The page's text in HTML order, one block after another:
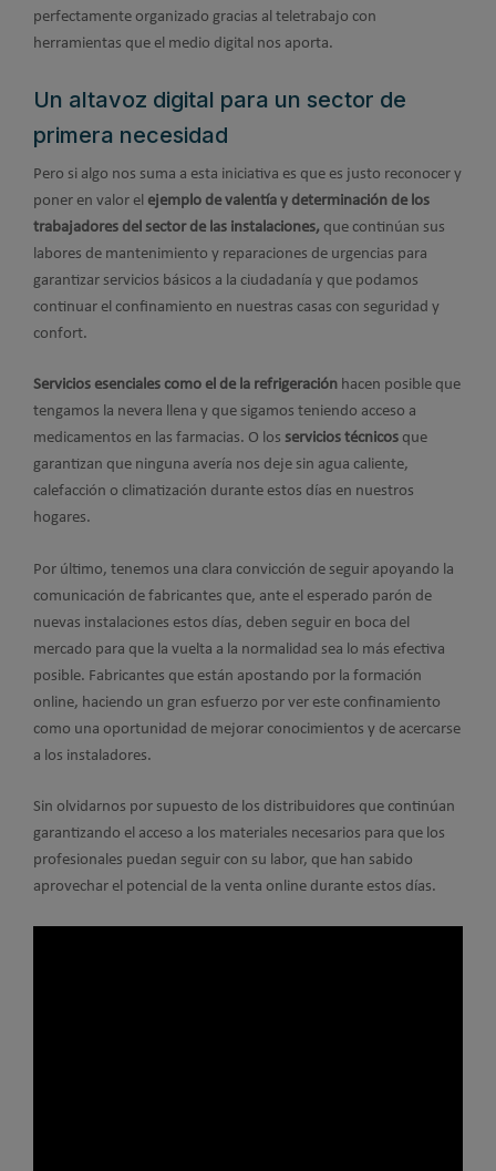
perfectamente organizado gracias al teletrabajo con
herramientas que el medio digital nos aporta.
Un altavoz digital para un sector de
primera necesidad
Pero si algo nos suma a esta iniciativa es que es justo reconocer y
poner en valor el ejemplo de valentía y determinación de los
trabajadores del sector de las instalaciones, que continúan sus
labores de mantenimiento y reparaciones de urgencias para
garantizar servicios básicos a la ciudadanía y que podamos
continuar el confinamiento en nuestras casas con seguridad y
confort.
Servicios esenciales como el de la refrigeración hacen posible que
tengamos la nevera llena y que sigamos teniendo acceso a
medicamentos en las farmacias. O los servicios técnicos que
garantizan que ninguna avería nos deje sin agua caliente,
calefacción o climatización durante estos días en nuestros
hogares.
Por último, tenemos una clara convicción de seguir apoyando la
comunicación de fabricantes que, ante el esperado parón de
nuevas instalaciones estos días, deben seguir en boca del
mercado para que la vuelta a la normalidad sea lo más efectiva
posible. Fabricantes que están apostando por la formación
online, haciendo un gran esfuerzo por ver este confinamiento
como una oportunidad de mejorar conocimientos y de acercarse
a los instaladores.
Sin olvidarnos por supuesto de los distribuidores que continúan
garantizando el acceso a los materiales necesarios para que los
profesionales puedan seguir con su labor, que han sabido
aprovechar el potencial de la venta online durante estos días.